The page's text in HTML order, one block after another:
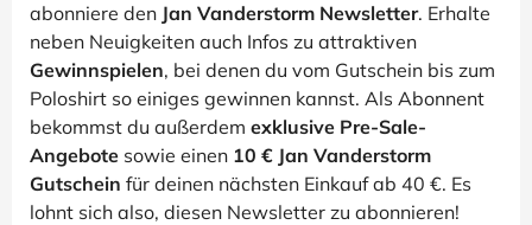
abonniere den Jan Vanderstorm Newsletter. Erhalte
neben Neuigkeiten auch Infos zu attraktiven
Gewinnspielen, bei denen du vom Gutschein bis zum
Poloshirt so einiges gewinnen kannst. Als Abonnent
bekommst du außerdem exklusive Pre-Sale-
Angebote sowie einen 10 € Jan Vanderstorm
Gutschein für deinen nächsten Einkauf ab 40 €. Es
lohnt sich also, diesen Newsletter zu abonnieren!